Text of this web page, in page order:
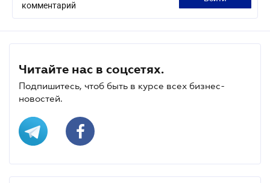
комментарий
Читайте нас в соцсетях.
Подпишитесь, чтоб быть в курсе всех бизнес-
новостей.